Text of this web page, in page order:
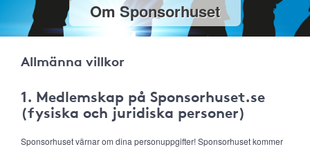
Om Sponsorhuset
Allmänna villkor
1. Medlemskap på Sponsorhuset.se
(fysiska och juridiska personer)
Sponsorhuset värnar om dina personuppgifter! Sponsorhuset kommer